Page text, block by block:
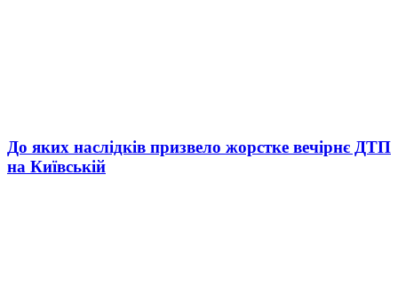
До яких наслідків призвело жорстке вечірнє ДТП
на Київській